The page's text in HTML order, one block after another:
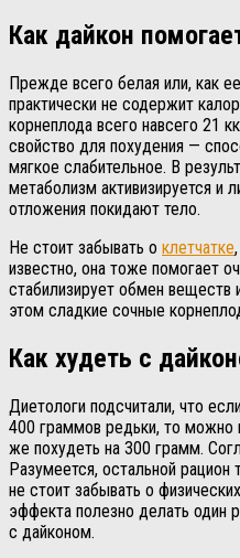
Как дайкон
Прежде всего белая или, как
практически не содержит
корнеплода всего навсего 21
свойство для похудения —
мягкое слабительное. В
метаболизм активизируется
отложения покидают тело.
Не стоит забывать о клетчатке
известно, она тоже помогает
стабилизирует обмен веществ
этом сладкие сочные
Как худеть с
Диетологи подсчитали, что
400 граммов редьки, то можно
же похудеть на 300 грамм.
Разумеется, остальной
не стоит забывать о
эффекта полезно делать один
с дайконом.